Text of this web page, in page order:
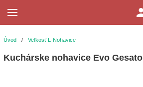
Úvod / Veľkosť L-Nohavice
Kuchárske nohavice Evo Gesato